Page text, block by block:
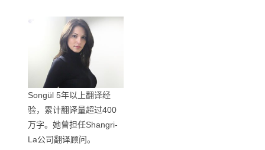
Songül 5年以上翻译经
验，累计翻译量超过400
万字。她曾担任Shangri-
La公司翻译顾问。